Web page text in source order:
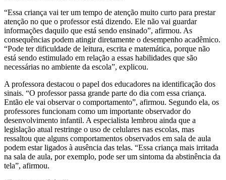
“Essa criança vai ter um tempo de atenção muito curto para prestar
atenção no que o professor está dizendo. Ele não vai guardar
informações daquilo que está sendo ensinado”, afirmou. As
consequências podem atingir diretamente o desempenho acadêmico.
“Pode ter dificuldade de leitura, escrita e matemática, porque não
está sendo estimulado em relação a essas habilidades que são
necessárias no ambiente da escola”, explicou.
A professora destacou o papel dos educadores na identificação dos
sinais. “O professor passa grande parte do dia com essa criança.
Então ele vai observar o comportamento”, afirmou. Segundo ela, os
professores funcionam como um importante observador do
desenvolvimento infantil. A especialista lembrou ainda que a
legislação atual restringe o uso de celulares nas escolas, mas
ressaltou que alguns comportamentos observados em sala de aula
podem estar ligados à ausência das telas. “Essa criança mais irritada
na sala de aula, por exemplo, pode ser um sintoma da abstinência da
tela”, afirmou.